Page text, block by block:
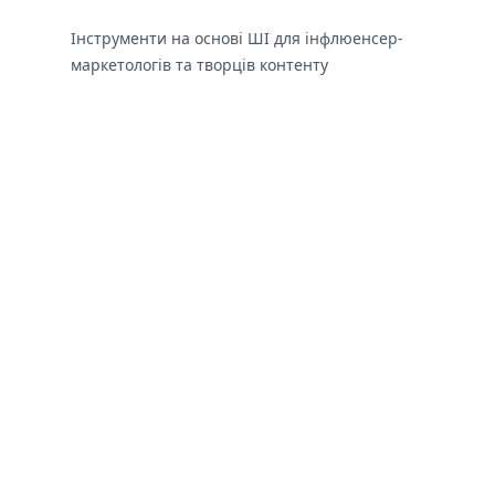
Інструменти на основі ШІ для інфлюенсер-
маркетологів та творців контенту